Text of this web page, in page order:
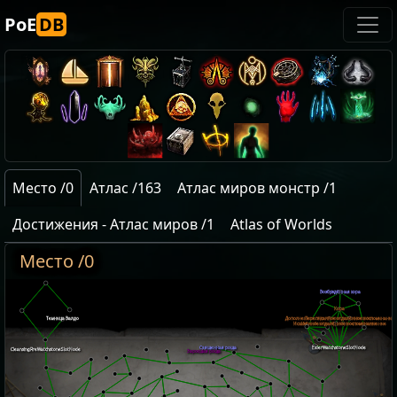
PoEDB
Место /0 Атлас /163
Атлас миров монстр /1
Достижения - Атлас миров /1
Atlas of Worlds
Место /0
Кора
Изменённое отдалённое воспоминание
Дополненное отдалённое воспоминание
Искажённое отдалённое воспоминание
Переписанное отдалённое воспоминание
CleansingFireWatchstoneSlotNode ElderWatchstoneSlotNode
Темница Валдо
Возбуждённая кора
Священная роща
Заросшая роща